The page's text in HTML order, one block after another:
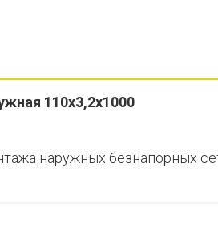
110х3,2х1000
наружных безнапорных